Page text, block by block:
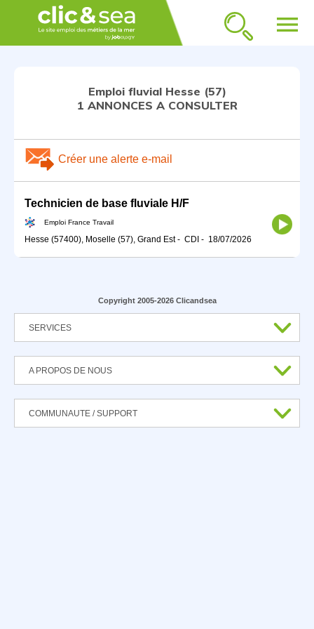
menu
Emploi fluvial Hesse (57)
1 ANNONCES A CONSULTER
Créer une alerte e-mail
Technicien de base fluviale H/F
Emploi France Travail
Hesse (57400), Moselle (57), Grand Est- CDI - 18/07/2026
Copyright 2005-2026 Clicandsea
SERVICES
A PROPOS DE NOUS
COMMUNAUTE / SUPPORT